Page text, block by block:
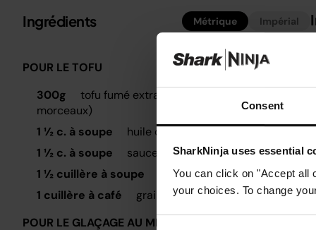
Consent
SharkNinja uses essential
You can click on "Accept all
your choices. To change
Ingrédients Métrique Impérial
POUR LE TOFU
300g
tofu fumé extra ferme (coupé en petits
morceaux)
1 ½ c. à soupe
huile d'olive extra-vierge
1 ½ c. à soupe
sauce de soja
1 ½ cuillère à soupe
fécule de maïs
1 cuillère à café
graines de sésame
POUR LE GLAÇAGE AU MISO